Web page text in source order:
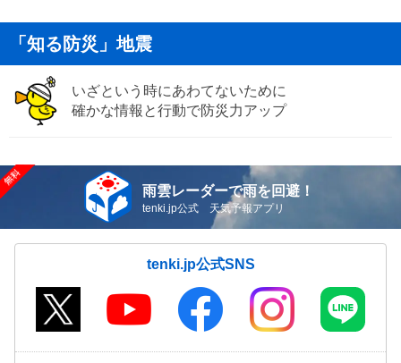
「知る防災」地震
いざという時にあわてないために
確かな情報と行動で防災力アップ
雨雲レーダーで雨を回避！
tenki.jp公式 天気予報アプリ
tenki.jp公式SNS